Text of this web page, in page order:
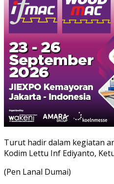
Turut hadir dalam kegiatan
Kodim Lettu Inf Ediyanto,
(Pen Lanal Dumai)